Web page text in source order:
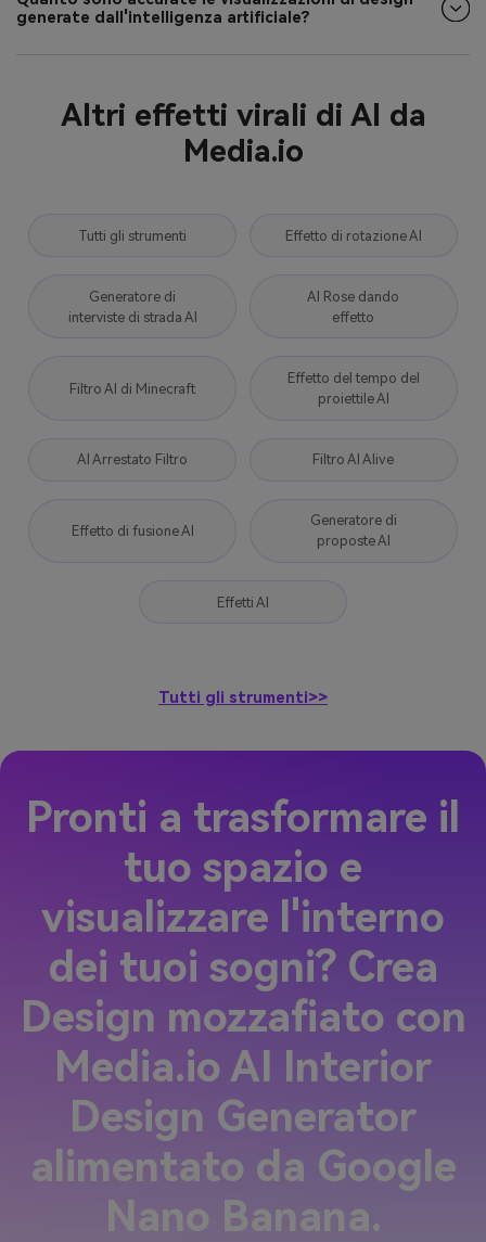
generate dall'intelligenza artificiale?
Altri effetti virali di AI da
Media.io
Tutti gli strumenti Effetto di rotazione AI
Generatore di
interviste di strada AI
AI Rose dando
effetto
Filtro AI di Minecraft
Effetto del tempo del
proiettile AI
AI Arrestato Filtro Filtro AI Alive
Effetto di fusione AI
Generatore di
proposte AI
Effetti AI
Tutti gli strumenti>>
Pronti a trasformare il
tuo spazio e
visualizzare l'interno
dei tuoi sogni? Crea
Design mozzafiato con
Media.io AI Interior
Design Generator
alimentato da Google
Nano Banana.